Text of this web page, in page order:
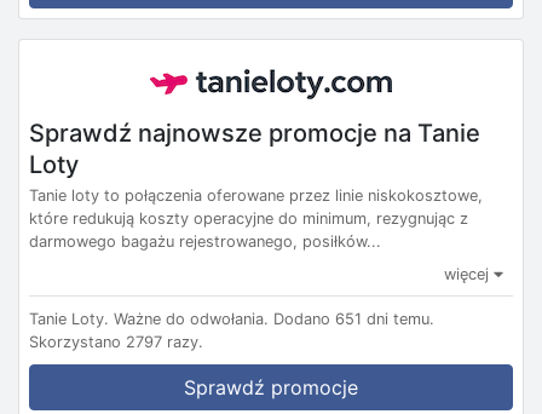
Sprawdź najnowsze promocje na Tanie
Loty
Tanie loty to połączenia oferowane przez linie niskokosztowe,
które redukują koszty operacyjne do minimum, rezygnując z
darmowego bagażu rejestrowanego, posiłków...
więcej
Tanie Loty. Ważne do odwołania. Dodano 651 dni temu.
Skorzystano 2797 razy.
Sprawdź promocje